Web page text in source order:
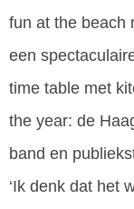
fun at the beach
een
time table met
the year: de
band en
‘Ik denk dat het